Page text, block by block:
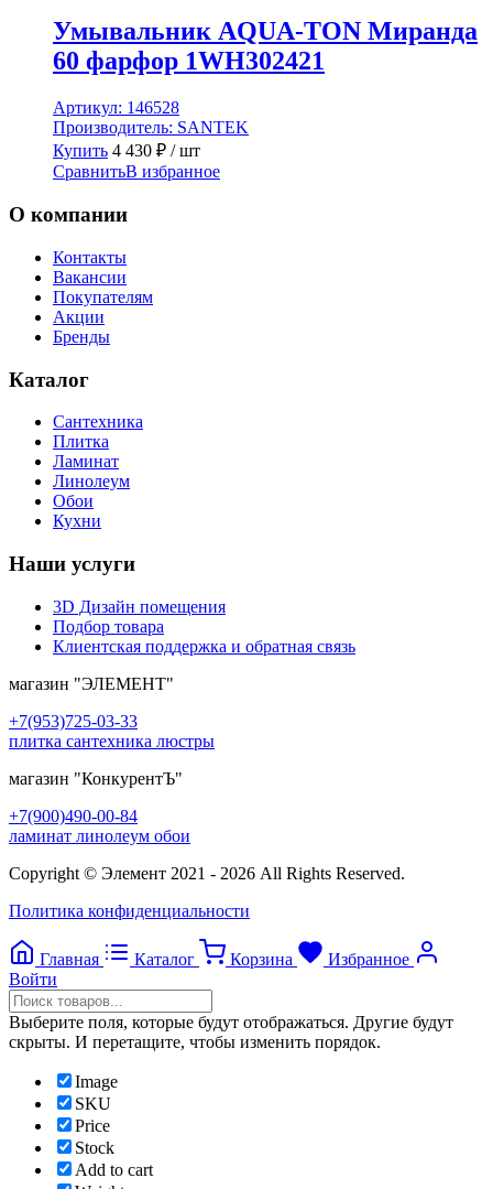
Умывальник AQUA-TON Миранда
60 фарфор 1WH302421
Артикул: 146528
Производитель: SANTEK
Купить 4 430 ₽ / шт
СравнитьВ избранное
О компании
Контакты
Вакансии
Покупателям
Акции
Бренды
Каталог
Сантехника
Плитка
Ламинат
Линолеум
Обои
Кухни
Наши услуги
3D Дизайн помещения
Подбор товара
Клиентская поддержка и обратная связь
магазин "ЭЛЕМЕНТ"
+7(953)725-03-33
плитка сантехника люстры
магазин "КонкурентЪ"
+7(900)490-00-84
ламинат линолеум обои
Copyright © Элемент 2021 - 2026 All Rights Reserved.
Политика конфиденциальности
Главная Каталог Корзина
Избранное
Войти
Выберите поля, которые будут отображаться. Другие будут
скрыты. И перетащите, чтобы изменить порядок.
Image
SKU
Price
Stock
Add to cart